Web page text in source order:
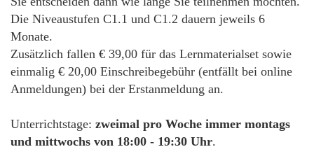
Die Niveaustufen C1.1 und C1.2 dauern jeweils 6
Monate.
Zusätzlich fallen € 39,00 für das Lernmaterialset sowie
einmalig € 20,00 Einschreibegebühr (entfällt bei online
Anmeldungen) bei der Erstanmeldung an.
Unterrichtstage: zweimal pro Woche immer montags
und mittwochs von 18:00 - 19:30 Uhr.